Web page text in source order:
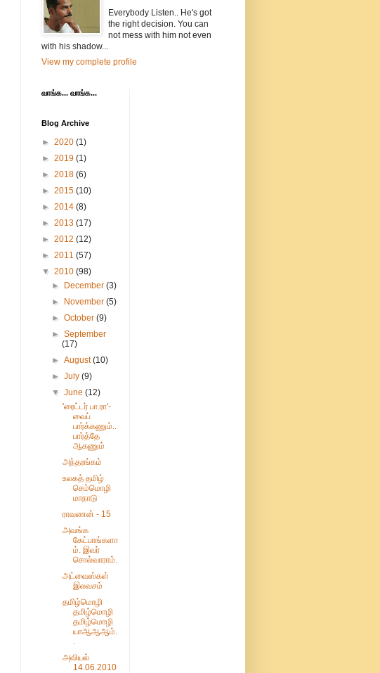
Everybody Listen.. He's got
the right decision. You can
not mess with him not even
with his shadow...
View my complete profile
வாங்க... வாங்க...
Blog Archive
► 2020 (1)
► 2019 (1)
► 2018 (6)
► 2015 (10)
► 2014 (8)
► 2013 (17)
► 2012 (12)
► 2011 (57)
▼ 2010 (98)
►
December(3)
►
November(5)
►October(9)
►September
(17)
►August(10)
►July(9)
▼June(12)
'ரைட்டர் பா.ரா'-
வைப்
பார்க்கணும்..
பார்த்தே
ஆகணும்
அந்தரங்கம்
உலகத் தமிழ்
செம்மொழி
மாநாடு
ராவணன் - 15
அவங்க
கேட்பாங்களா
ம். இவர்
சொல்வாராம்.
அட்வைஸ்கள்
இலவசம்
தமிழ்மொழி
தமிழ்மொழி
தமிழ்மொழி
யாஆஆஆம்.
.
அவியல்
14.06.2010